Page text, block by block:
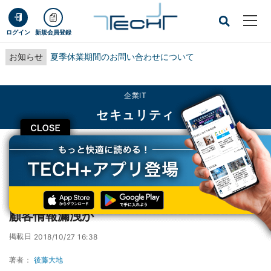
ログイン 新規会員登録
お知らせ 夏季休業期間のお問い合わせについて
CLOSE
企業IT
セキュリティ
TECH+ 企業IT
セキュリティ
キャセイパシフィック航空、最大940万件の顧客情報漏洩か
キャセイパシフィック航空、最大940万件の
顧客情報漏洩か
掲載日 2018/10/27 16:38
著者： 後藤大地